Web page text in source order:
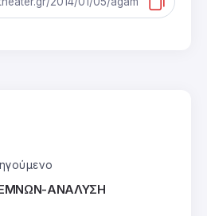
ΑΝΑΛΥΣΗ